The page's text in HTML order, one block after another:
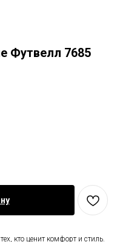
Футвелл 7685
кто ценит комфорт и стиль.